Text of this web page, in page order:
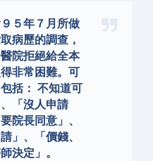
５年７月所做
病歷的調查，
院拒絕給全本
非常困難。可
括： 不知道可
「沒人申請
院長同意」、
」、「價錢、
決定」。